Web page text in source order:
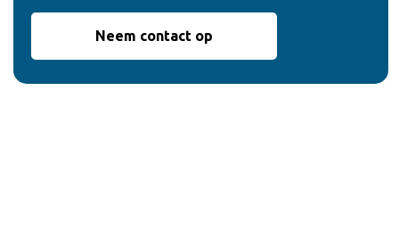
Neem contact op